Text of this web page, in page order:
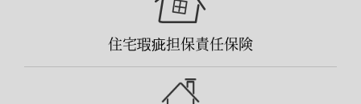
住宅瑕疵担保責任保険